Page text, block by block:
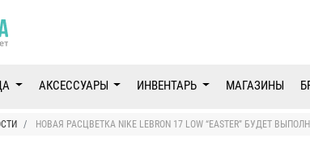
АКСЕССУАРЫ ИНВЕНТАРЬ МАГАЗИНЫ
НОВАЯ РАСЦВЕТКА NIKE LEBRON 17 LOW “EASTER” БУДЕТ